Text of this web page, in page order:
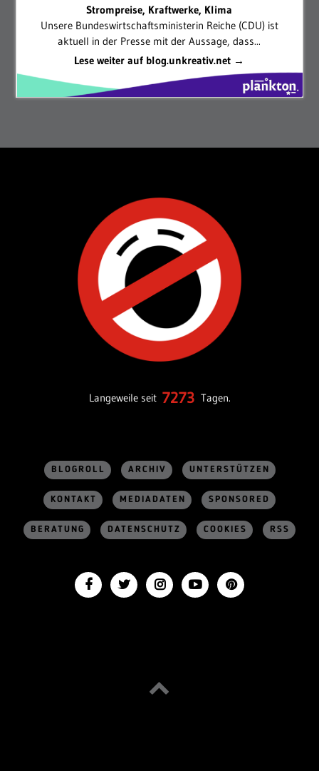
Strompreise, Kraftwerke, Klima
Unsere Bundeswirtschaftsministerin Reiche (CDU) ist
aktuell in der Presse mit der Aussage, dass...
Lese weiter auf blog.unkreativ.net →
Langeweile seit 7273 Tagen.
BLOGROLL ARCHIV UNTERSTÜTZEN
KONTAKT MEDIADATEN SPONSORED
BERATUNG DATENSCHUTZ COOKIES RSS